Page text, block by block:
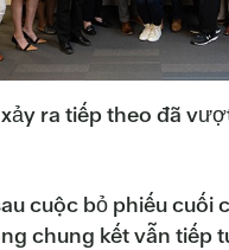
ra tiếp theo đã
cuộc bỏ phiếu cuối
chung kết vẫn tiếp